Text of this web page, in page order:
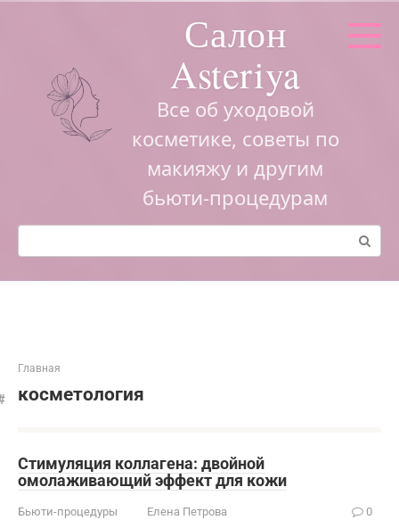
Салон
Asteriya
Все об уходовой
косметике, советы по
макияжу и другим
бьюти-процедурам
Поиск:
Главная
косметология
Стимуляция коллагена: двойной
омолаживающий эффект для кожи
Бьюти-процедуры Елена Петрова 0